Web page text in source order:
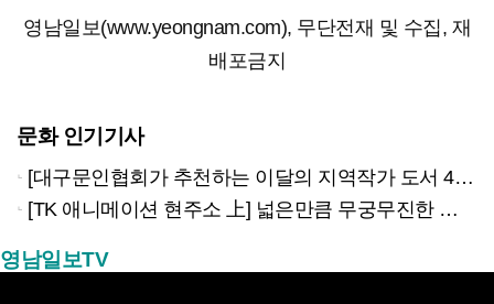
영남일보(www.yeongnam.com), 무단전재 및 수집, 재
배포금지
문화 인기기사
[대구문인협회가 추천하는 이달의 지역작가 도서 4권]
[TK 애니메이션 현주소 上] 넓은만큼 무궁무진한 이야기…경북은 ‘스토리 IP’의 원천
영남일보TV